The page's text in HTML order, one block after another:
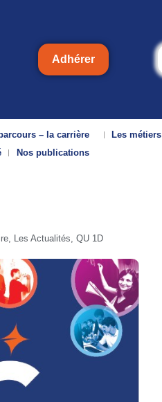
Adhérer
– la carrière Les métiers
Nos publications
, Les Actualités, QU 1D